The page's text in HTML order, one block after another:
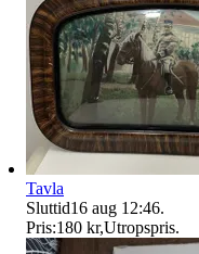
Tavla
Sluttid16 aug 12:46.
Pris:180 kr,Utropspris.